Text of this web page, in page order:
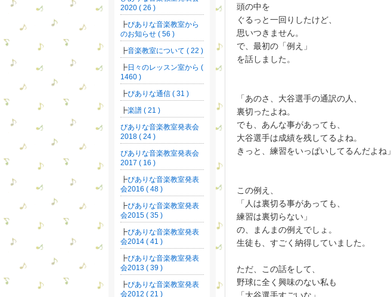
頭の中を
ぐるっと一回りしたけど、
思いつきません。
で、最初の「例え」
を話しました。
「あのさ、大谷選手の通訳の人、
裏切ったよね。
でも、あんな事があっても、
大谷選手は成績を残してるよね。
きっと、練習をいっぱいしてるんだよね」
この例え、
「人は裏切る事があっても、
練習は裏切らない」
の、まんまの例えでしょ。
生徒も、すごく納得していました。
ただ、この話をして、
野球に全く興味のない私も
2020 ( 26 )
ぴありな音楽教室から
のお知らせ ( 56 )
音楽教室について ( 22 )
日々のレッスン室から (
1460 )
ぴありな通信 ( 31 )
楽譜 ( 21 )
ぴありな音楽教室発表会
2018 ( 24 )
ぴありな音楽教室発表会
2017 ( 16 )
ぴありな音楽教室発表
会2016 ( 48 )
ぴありな音楽教室発表
会2015 ( 35 )
ぴありな音楽教室発表
会2014 ( 41 )
ぴありな音楽教室発表
会2013 ( 39 )
ぴありな音楽教室発表
会2012 ( 21 )